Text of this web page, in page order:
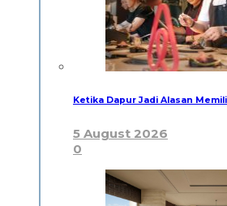
Ketika Dapur Jadi Alasan
5 August 2026
0